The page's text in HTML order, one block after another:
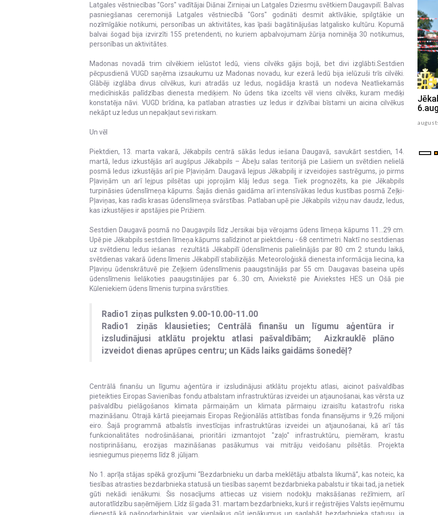
Latgales vēstniecības "Gors" vadītājai Diānai Zirniņai un Latgales Dziesmu svētkiem Daugavpilī. Balvas
pasniegšanas ceremonijā Latgales vēstniecībā "Gors" godināti desmit aktīvākie, spilgtākie un
nozīmīgākie notikumi, personības un aktivitātes, kas īpaši bagātinājušas latgalisko kultūru. Kopumā
balvai šogad bija izvirzīti 155 pretendenti, no kuriem apbalvojumam žūrija nominēja 30 notikumus,
personības un aktivitātes.
Madonas novadā trim cilvēkiem ielūstot ledū, viens cilvēks gājis bojā, bet divi izglābti.Sestdien
pēcpusdienā VUGD saņēma izsaukumu uz Madonas novadu, kur ezerā ledū bija ielūzuši trīs cilvēki.
Glābēji izglāba divus cilvēkus, kuri atradās uz ledus, nogādāja krastā un nodeva Neatliekamās
medicīniskās palīdzības dienesta mediķiem. No ūdens tika izcelts vēl viens cilvēks, kuram mediķi
konstatēja nāvi. VUGD brīdina, ka patlaban atrasties uz ledus ir dzīvībai bīstami un aicina cilvēkus
nekāpt uz ledus un nepakļaut sevi riskam.
Un vēl
Piektdien, 13. marta vakarā, Jēkabpils centrā sākās ledus iešana Daugavā, savukārt sestdien, 14.
martā, ledus izkustējās arī augšpus Jēkabpils – Ābeļu salas teritorijā pie Lašiem un svētdien nelielā
posmā ledus izkustējās arī pie Pļaviņām. Daugavā lejpus Jēkabpilij ir izveidojies sastrēgums, jo pirms
Pļaviņām un arī lejpus pilsētas upi joprojām klāj ledus sega. Tiek prognozēts, ka pie Jēkabpils
turpināsies ūdenslīmeņa kāpums. Šajās dienās gaidāma arī intensīvākas ledus kustības posmā Zeļķi-
Pļaviņas, kas radīs krasas ūdenslīmeņa svārstības. Patlaban upē pie Jēkabpils vižņu nav daudz, ledus,
kas izkustējies ir apstājies pie Prižiem.
Sestdien Daugavā posmā no Daugavpils līdz Jersikai bija vērojams ūdens līmeņa kāpums 11...29 cm.
Upē pie Jēkabpils sestdien līmeņa kāpums salīdzinot ar piektdienu - 68 centimetri. Naktī no sestdienas
uz svētdienu ledus iešanas rezultātā Jēkabpilī ūdenslīmenis palielinājās par 80 cm 2 stundu laikā,
svētdienas vakarā ūdens līmenis Jēkabpilī stabilizējās. Meteoroloģiskā dienesta informācija liecina, ka
Pļaviņu ūdenskrātuvē pie Zeļķiem ūdenslīmenis paaugstinājās par 55 cm. Daugavas baseina upēs
ūdenslīmenis lielākoties paaugstinājies par 6…30 cm, Aiviekstē pie Aiviekstes HES un Ošā pie
Kūleniekiem ūdens līmenis turpina svārstīties.
Radio1 ziņas pulksten 9.00-10.00-11.00
Radio1 ziņās klausieties; Centrālā finanšu un līgumu aģentūra ir
izsludinājusi atklātu projektu atlasi pašvaldībām; Aizkrauklē plāno
izveidot dienas aprūpes centru; un Kāds laiks gaidāms šonedēļ?
Centrālā finanšu un līgumu aģentūra ir izsludinājusi atklātu projektu atlasi, aicinot pašvaldības
pieteikties Eiropas Savienības fondu atbalstam infrastruktūras izveidei un atjaunošanai, kas vērsta uz
pašvaldību pielāgošanos klimata pārmaiņām un klimata pārmaiņu izraisītu katastrofu riska
mazināšanu. Otrajā kārtā pieejamais Eiropas Reģionālās attīstības fonda finansējums ir 9,26 miljoni
eiro. Šajā programmā atbalstīs investīcijas infrastruktūras izveidei un atjaunošanai, kā arī tās
funkcionalitātes nodrošināšanai, prioritāri izmantojot "zaļo" infrastruktūru, piemēram, krastu
nostiprināšanu, erozijas mazināšanas pasākumus vai mitrāju veidošanu pilsētās. Projekta
iesniegumus pieņems līdz 8. jūlijam.
No 1. aprīļa stājas spēkā grozījumi “Bezdarbnieku un darba meklētāju atbalsta likumā”, kas noteic, ka
tiesības atrasties bezdarbnieka statusā un tiesības saņemt bezdarbnieka pabalstu ir tikai tad, ja netiek
gūti nekādi ienākumi. Šis nosacījums attiecas uz visiem nodokļu maksāšanas režīmiem, arī
autoratlīdzību saņēmējiem. Līdz šī gada 31. martam bezdarbnieks, kurš ir reģistrējies Valsts ieņēmumu
dienestā kā pašnodarbinātais, var vienlaikus gūt ienākumus un saglabāt bezdarbnieka statusu, ja
Jēkabpils Radio1 ziņas 2026.gada
7.augustā